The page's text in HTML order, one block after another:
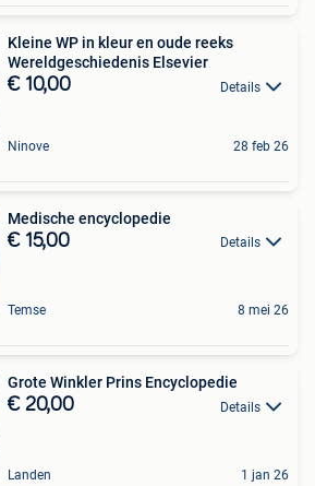
Kleine WP in kleur en oude reeks
Wereldgeschiedenis Elsevier
€ 10,00 Details
Ninove 28 feb 26
Medische encyclopedie
€ 15,00 Details
Temse 8 mei 26
Grote Winkler Prins Encyclopedie
€ 20,00 Details
Landen 1 jan 26